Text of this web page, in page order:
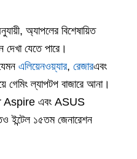
অ্যাপলের বিশেষায়িত
যেতে পারে।
এলিয়েনওয়্যার, রেজারএবং
গেমিং ল্যাপটপ বাজারে আনা।
Aspire এবং ASUS
১৫তম জেনারেশন